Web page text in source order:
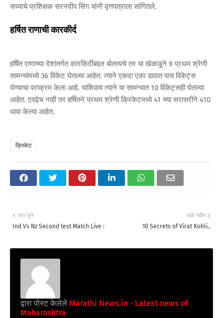
सध्याचे प्रशिक्षक सरनदीप सिंग यांनी वृत्तपत्राला सांगितले.
हर्षित राणाची कारकीर्द
हर्षित राणाच्या देशांतर्गत कारकिर्दीबद्दल बोलायचे तर या खेळाडूने 9 प्रथम श्रेणी
सामन्यांमध्ये 36 विकेट घेतल्या आहेत. त्याने एकदा एका डावात पाच विकेट्स
घेण्याचा पराक्रम केला आहे. याशिवाय त्याने या सामन्यात 10 विकेट्सही घेतल्या
आहेत. एवढेच नाही तर हर्षितने प्रथम श्रेणी क्रिकेटमध्ये 41 च्या सरासरीने 410
धावा केल्या आहेत.
क्रिकेट
थोडे नवीन
10 Secrets of Virat Kohli..
जरा जुने
Ind Vs Nz Second test Match Live :
द्वारा पोस्ट केलेले Marathi News.in - Latest news of
Maharashtra